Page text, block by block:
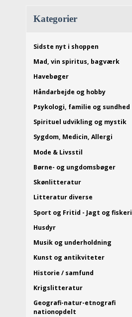
Kategorier
Sidste nyt i shoppen
Mad, vin spiritus, bagværk
Havebøger
Håndarbejde og hobby
Psykologi, familie og sundhed
Spirituel udvikling og mystik
Sygdom, Medicin, Allergi
Mode & Livsstil
Børne- og ungdomsbøger
Skønlitteratur
Litteratur diverse
Sport og Fritid - Jagt og fiskeri
Husdyr
Musik og underholdning
Kunst og antikviteter
Historie / samfund
Krigslitteratur
Geografi-natur-etnografi
nationopdelt